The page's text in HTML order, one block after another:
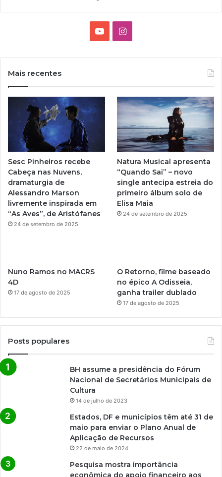
e
I
g
r
a
m
Mais recentes
Sesc Pinheiros recebe
Cabeça nas Nuvens,
dramaturgia de
Alessandro Marson
livremente inspirada em
“As Aves”, de Aristófanes
24 de setembro de 2025
Natura Musical apresenta
“Quando Sai” – novo
single antecipa estreia do
primeiro álbum solo de
Elisa Maia
24 de setembro de 2025
Nuno Ramos no MACRS
4D
17 de agosto de 2025
O Retorno, filme baseado
no épico A Odisseia,
ganha trailer dublado
17 de agosto de 2025
Posts populares
BH assume a presidência do Fórum
Nacional de Secretários Municipais de
Cultura
14 de julho de 2023
Estados, DF e municípios têm até 31 de
maio para enviar o Plano Anual de
Aplicação de Recursos
22 de maio de 2024
Pesquisa mostra importância
econômica do apoio financeiro aos